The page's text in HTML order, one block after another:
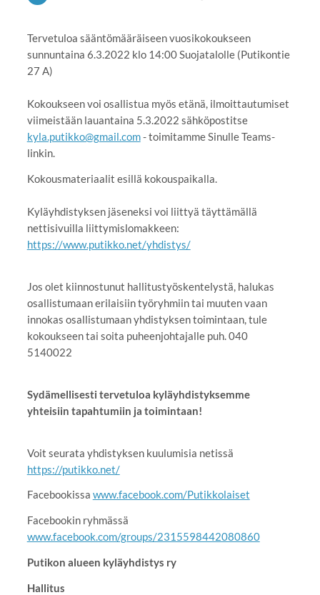
Tervetuloa sääntömääräiseen vuosikokoukseen
sunnuntaina 6.3.2022 klo 14:00 Suojatalolle (Putikontie
27 A)
Kokoukseen voi osallistua myös etänä, ilmoittautumiset
viimeistään lauantaina 5.3.2022 sähköpostitse
kyla.putikko@gmail.com- toimitamme Sinulle Teams-
linkin.
Kokousmateriaalit esillä kokouspaikalla.
Kyläyhdistyksen jäseneksi voi liittyä täyttämällä
nettisivuilla liittymislomakkeen:
https://www.putikko.net/yhdistys/
Jos olet kiinnostunut hallitustyöskentelystä, halukas
osallistumaan erilaisiin työryhmiin tai muuten vaan
innokas osallistumaan yhdistyksen toimintaan, tule
kokoukseen tai soita puheenjohtajalle puh. 040
5140022
Sydämellisesti tervetuloa kyläyhdistyksemme
yhteisiin tapahtumiin ja toimintaan!
Voit seurata yhdistyksen kuulumisia netissä
https://putikko.net/
Facebookissa www.facebook.com/Putikkolaiset
Facebookin ryhmässä
www.facebook.com/groups/2315598442080860
Putikon alueen kyläyhdistys ry
Hallitus